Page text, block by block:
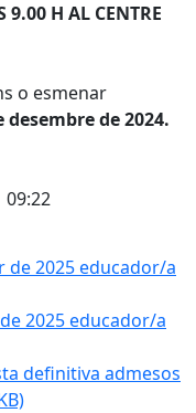
9.00 H AL CENTRE
o esmenar
desembre de 2024.
de 2025 educador/a
2025 educador/a
definitiva admesos